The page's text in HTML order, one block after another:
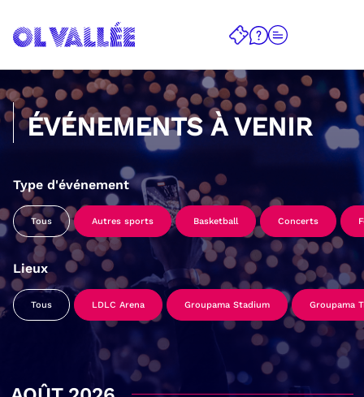
ÉVÉNEMENTS À VENIR
Type d'événement
Tous Autres sports Basketball Concerts
Lieux
Tous LDLC Arena Groupama Stadium Groupama